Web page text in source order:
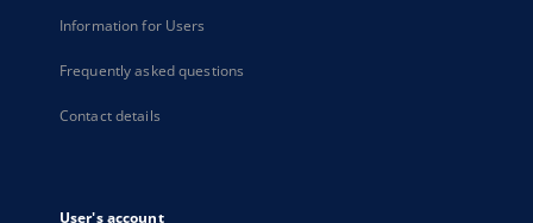
Information for Users
Frequently asked questions
Contact details
User's account